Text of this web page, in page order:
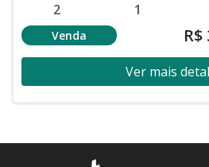
2 1
Venda R$
Ver mais